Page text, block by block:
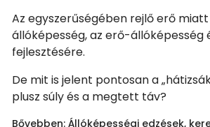
Az egyszerűségében rejlő erő
állóképesség, az erő-
fejlesztésére.
De mit is jelent pontosan a
plusz súly és a megtett táv?
Bővebben: Állóképességi edzések,